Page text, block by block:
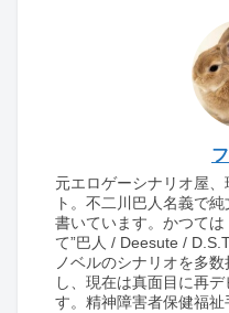
元エロゲーシナリオ屋
ト。不二川巴人名義で
書いています。かつて
て”巴人 / Deesute /
ノベルのシナリオを多
し、現在は真面目に再
す。精神障害者保健福祉